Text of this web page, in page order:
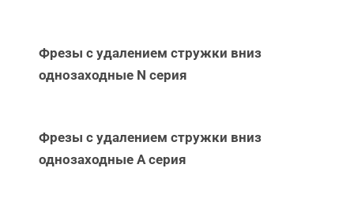
Фрезы с удалением стружки вниз
однозаходные N серия
Фрезы с удалением стружки вниз
однозаходные А серия